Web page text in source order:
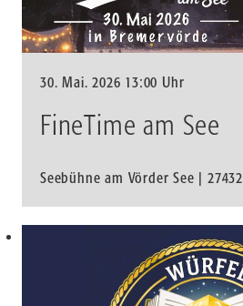
30. Mai. 2026 13:00 Uhr
FineTime am See
Seebühne am Vörder See | 27432